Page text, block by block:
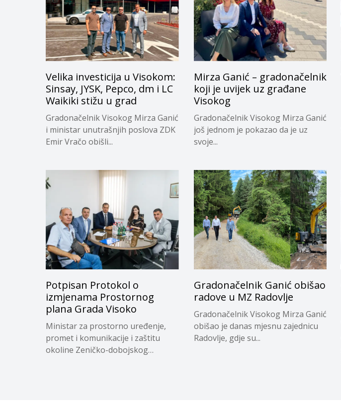
Velika investicija u Visokom:
Sinsay, JYSK, Pepco, dm i LC
Waikiki stižu u grad
Gradonačelnik Visokog Mirza Ganić
i ministar unutrašnjih poslova ZDK
Emir Vračo obišli...
Mirza Ganić – gradonačelnik
koji je uvijek uz građane
Visokog
Gradonačelnik Visokog Mirza Ganić
još jednom je pokazao da je uz
svoje...
Potpisan Protokol o
izmjenama Prostornog
plana Grada Visoko
Ministar za prostorno uređenje,
promet i komunikacije i zaštitu
okoline Zeničko-dobojskog
Gradonačelnik Ganić obišao
radove u MZ Radovlje
Gradonačelnik Visokog Mirza Ganić
obišao je danas mjesnu zajednicu
Radovlje, gdje su...